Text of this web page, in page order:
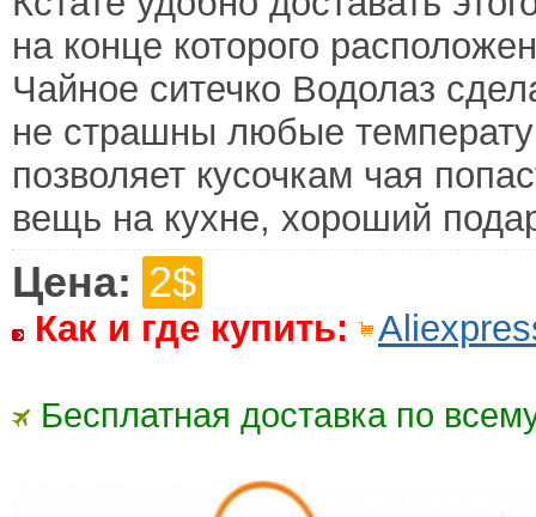
на конце которого
Чайное ситечко Водолаз
не страшны любые
позволяет кусочкам чая
вещь на кухне, хороший
Цена: 2$
Как и где купить:
Бесплатная доставка по